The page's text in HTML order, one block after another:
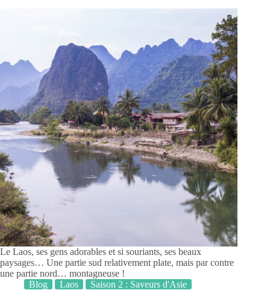
Le Laos, ses gens adorables et si souriants, ses beaux
paysages… Une partie sud relativement plate, mais par contre
une partie nord… montagneuse !
Blog
Laos Saison 2 : Saveurs d'Asie